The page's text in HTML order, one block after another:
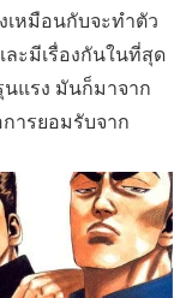
เหมือนกับจะทำตัว
ะมีเรื่องกันในที่สุด
แรง มันก็มาจาก
ารยอมรับจาก